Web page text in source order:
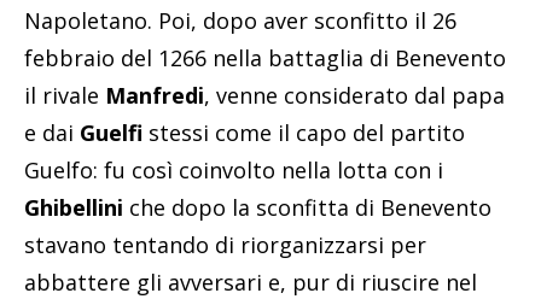
Napoletano. Poi, dopo aver sconfitto il 26
febbraio del 1266 nella battaglia di Benevento
il rivale Manfredi, venne considerato dal papa
e dai Guelfi stessi come il capo del partito
Guelfo: fu così coinvolto nella lotta con i
Ghibellini che dopo la sconfitta di Benevento
stavano tentando di riorganizzarsi per
abbattere gli avversari e, pur di riuscire nel